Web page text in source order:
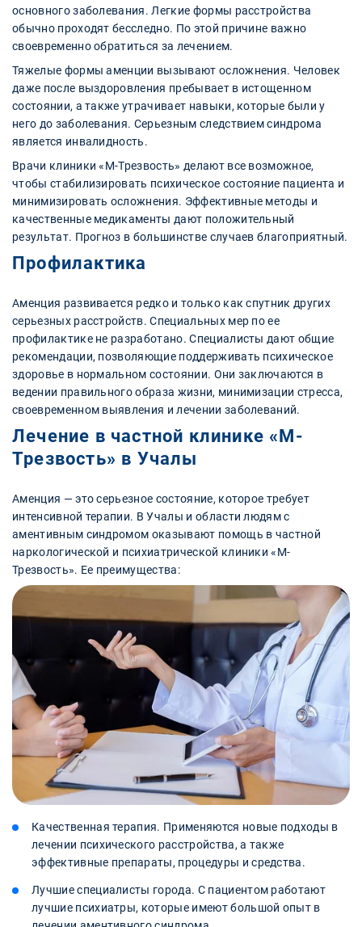
основного заболевания. Легкие формы расстройства
обычно проходят бесследно. По этой причине важно
своевременно обратиться за лечением.
Тяжелые формы аменции вызывают осложнения. Человек
даже после выздоровления пребывает в истощенном
состоянии, а также утрачивает навыки, которые были у
него до заболевания. Серьезным следствием синдрома
является инвалидность.
Врачи клиники «М-Трезвость» делают все возможное,
чтобы стабилизировать психическое состояние пациента и
минимизировать осложнения. Эффективные методы и
качественные медикаменты дают положительный
результат. Прогноз в большинстве случаев благоприятный.
Профилактика
Аменция развивается редко и только как спутник других
серьезных расстройств. Специальных мер по ее
профилактике не разработано. Специалисты дают общие
рекомендации, позволяющие поддерживать психическое
здоровье в нормальном состоянии. Они заключаются в
ведении правильного образа жизни, минимизации стресса,
своевременном выявления и лечении заболеваний.
Лечение в частной клинике «М-
Трезвость» в Учалы
Аменция — это серьезное состояние, которое требует
интенсивной терапии. В Учалы и области людям с
аментивным синдромом оказывают помощь в частной
наркологической и психиатрической клиники «М-
Трезвость». Ее преимущества:
Качественная терапия. Применяются новые подходы в
лечении психического расстройства, а также
эффективные препараты, процедуры и средства.
Лучшие специалисты города. С пациентом работают
лучшие психиатры, которые имеют большой опыт в